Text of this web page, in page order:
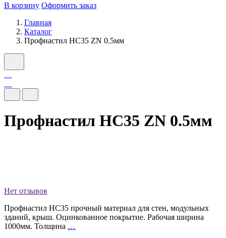
В корзину Оформить заказ
Главная
Каталог
Профнастил НС35 ZN 0.5мм
Профнастил НС35 ZN 0.5мм
Нет отзывов
Профнастил HС35 прочный материал для стен, модульных
зданий, крыш. Оцинкованное покрытие. Рабочая ширина
1000мм. Толщина …